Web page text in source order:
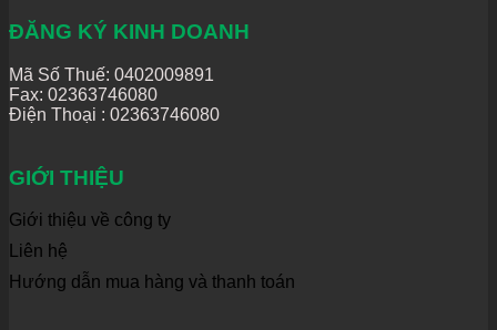
ĐĂNG KÝ KINH DOANH
Mã Số Thuế: 0402009891
Fax: 02363746080
Điện Thoại : 02363746080
GIỚI THIỆU
Giới thiệu về công ty
Liên hệ
Hướng dẫn mua hàng và thanh toán